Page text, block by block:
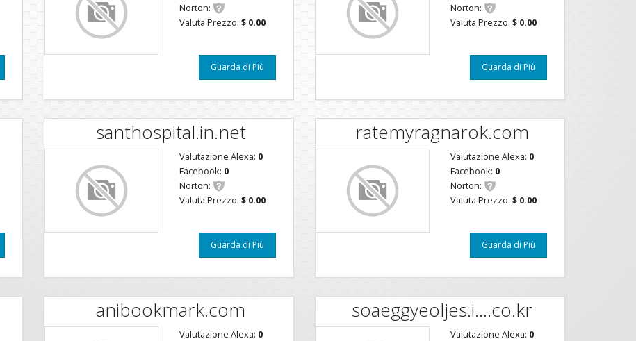
Norton:
Valuta Prezzo: $ 0.00
Guarda di Più
Norton:
Valuta Prezzo: $ 0.00
Guarda di Più
santhospital.in.net
Valutazione Alexa: 0
Facebook: 0
Norton:
Valuta Prezzo: $ 0.00
Guarda di Più
ratemyragnarok.com
Valutazione Alexa: 0
Facebook: 0
Norton:
Valuta Prezzo: $ 0.00
Guarda di Più
anibookmark.com
Valutazione Alexa: 0
soaeggyeoljes.i....co.kr
Valutazione Alexa: 0